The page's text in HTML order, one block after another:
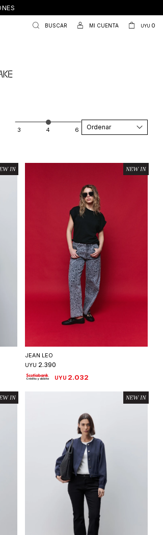
UYU 0
Recomendados
JEAN LEO
UYU 2.390
UYU 2.032